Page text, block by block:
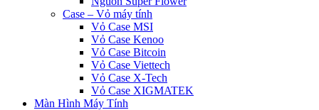
Case – Vỏ máy tính
Vỏ Case MSI
Vỏ Case Kenoo
Vỏ Case Bitcoin
Vỏ Case Viettech
Vỏ Case X-Tech
Vỏ Case XIGMATEK
Màn Hình Máy Tính